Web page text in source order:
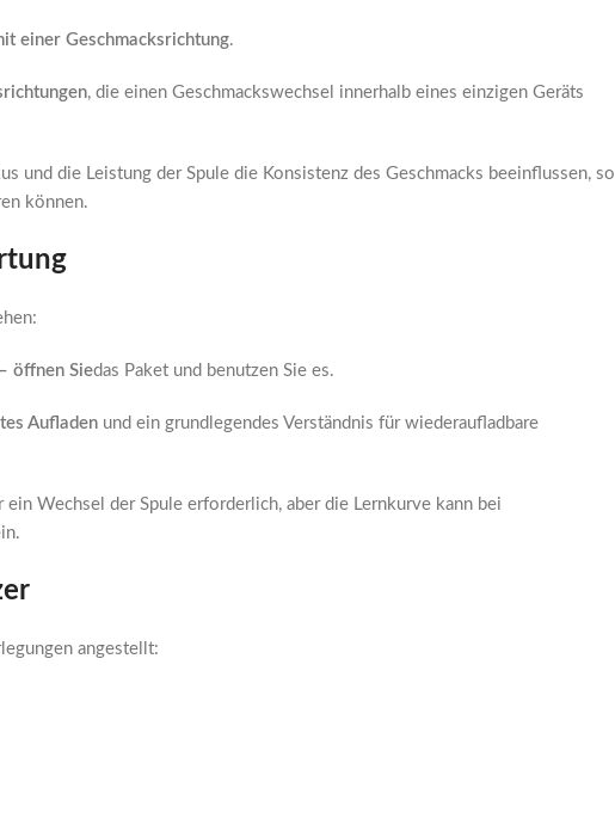
einer Geschmacksrichtung.
, die einen Geschmackswechsel innerhalb eines einzigen Geräts
und die Leistung der Spule die Konsistenz des Geschmacks beeinflussen, so
können.
öffnen Siedas Paket und benutzen Sie es.
Aufladen und ein grundlegendes Verständnis für wiederaufladbare
Wechsel der Spule erforderlich, aber die Lernkurve kann bei
angestellt: